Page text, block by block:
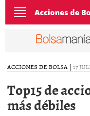
Toggle
navigation
Acciones de
ACCIONES DE BOLSA | 17
Top15 de
más débiles